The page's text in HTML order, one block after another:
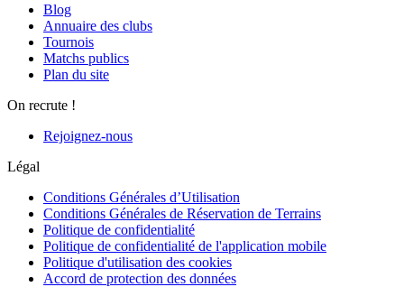
Blog
Annuaire des clubs
Tournois
Matchs publics
Plan du site
On recrute !
Rejoignez-nous
Légal
Conditions Générales d’Utilisation
Conditions Générales de Réservation de Terrains
Politique de confidentialité
Politique de confidentialité de l'application mobile
Politique d'utilisation des cookies
Accord de protection des données